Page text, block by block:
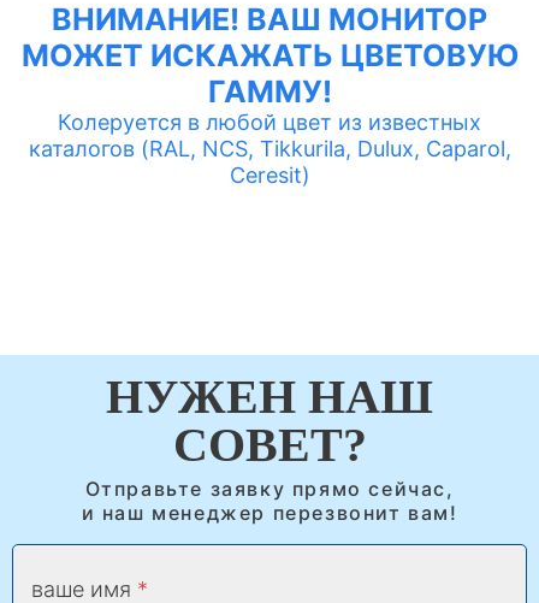
ВНИМАНИЕ! ВАШ МОНИТОР
МОЖЕТ ИСКАЖАТЬ ЦВЕТОВУЮ
ГАММУ!
Колеруется в любой цвет из известных
каталогов (RAL, NCS, Tikkurila, Dulux, Caparol,
Ceresit)
НУЖЕН НАШ
СОВЕТ?
Отправьте заявку прямо сейчас,
и наш менеджер перезвонит вам!
ваше имя